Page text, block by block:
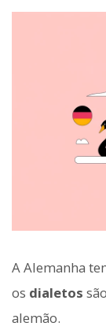
A Alemanha
os dialetos
alemão.